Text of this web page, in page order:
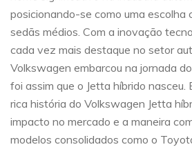
posicionando-se como uma escolha
sedãs médios. Com a inovação
cada vez mais destaque no setor
Volkswagen embarcou na jornada
foi assim que o Jetta híbrido
rica história do Volkswagen Jetta
impacto no mercado e a maneira
modelos consolidados como o